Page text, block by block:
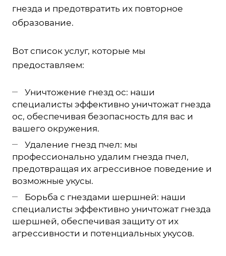
гнезда и предотвратить их повторное
образование.
Вот список услуг, которые мы
предоставляем:
Уничтожение гнезд ос: наши
специалисты эффективно уничтожат гнезда
ос, обеспечивая безопасность для вас и
вашего окружения.
Удаление гнезд пчел: мы
профессионально удалим гнезда пчел,
предотвращая их агрессивное поведение и
возможные укусы.
Борьба с гнездами шершней: наши
специалисты эффективно уничтожат гнезда
шершней, обеспечивая защиту от их
агрессивности и потенциальных укусов.